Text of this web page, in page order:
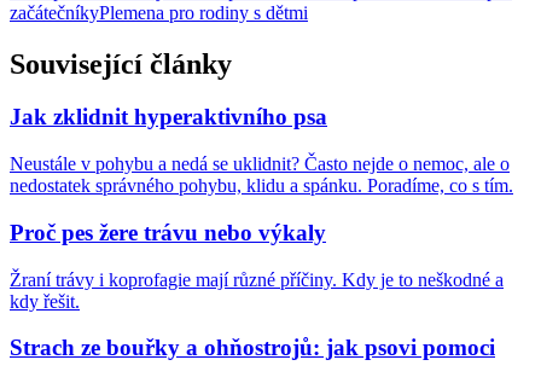
začátečníkyPlemena pro rodiny s dětmi
Související články
Jak zklidnit hyperaktivního psa
Neustále v pohybu a nedá se uklidnit? Často nejde o nemoc, ale o
nedostatek správného pohybu, klidu a spánku. Poradíme, co s tím.
Proč pes žere trávu nebo výkaly
Žraní trávy i koprofagie mají různé příčiny. Kdy je to neškodné a
kdy řešit.
Strach ze bouřky a ohňostrojů: jak psovi pomoci